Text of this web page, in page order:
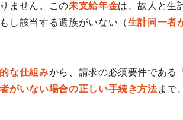
ません。この未支給年金は、故人と生
し該当する遺族がいない（生計同一者
な仕組みから、請求の必須要件である
がいない場合の正しい手続き方法まで